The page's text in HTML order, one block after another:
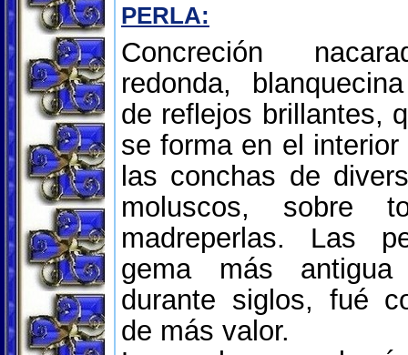
PERLA:
Concreción
redonda,
de reflejos brillantes,
se forma en el interior
las conchas de
moluscos, sobre
madreperlas. Las
gema más
durante siglos, fué
de más valor.